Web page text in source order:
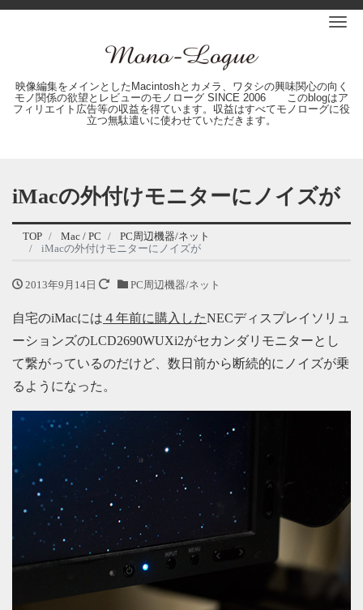
映像編集をメインとしたMacintoshとカメラ、ワタシの興味関心の向く
モノ関係の欲望とレビューのモノローグ SINCE 2006 このblogはア
フィリエイト広告等の収益を得ています。収益はすべてモノローグに役
立つ無駄遣いに使わせていただきます。
iMacの外付けモニターにノイズが
TOP Mac / PC
PC周辺機器/ネット
iMacの外付けモニターにノイズが
2013年9月14日 PC周辺機器/ネット
自宅のiMacには ４年前に購入したNECディスプレイソリュ
ーションズのLCD2690WUXi2がセカンダリモニターとし
て繋がっているのだけど、数日前から断続的にノイズが乗
るようになった。